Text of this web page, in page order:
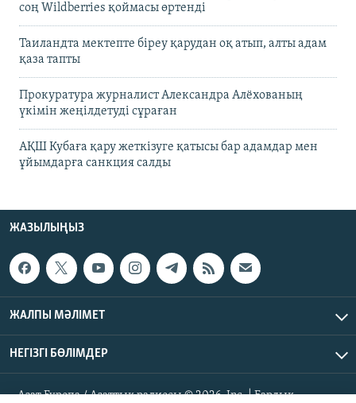
соң Wildberries қоймасы өртенді
Таиландта мектепте біреу қарудан оқ атып, алты адам
қаза тапты
Прокуратура журналист Александра Алёхованың
үкімін жеңілдетуді сұраған
АҚШ Кубаға қару жеткізуге қатысы бар адамдар мен
ұйымдарға санкция салды
ЖАЗЫЛЫҢЫЗ
ЖАЛПЫ МӘЛІМЕТ
НЕГІЗГІ БӨЛІМДЕР
Азат Еуропа / Азаттық радиосы © 2026, Inc. | Барлық